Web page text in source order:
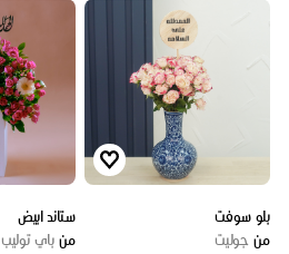
بلو سوفت
من جوليت
ستاند ابيض
من باي توليب